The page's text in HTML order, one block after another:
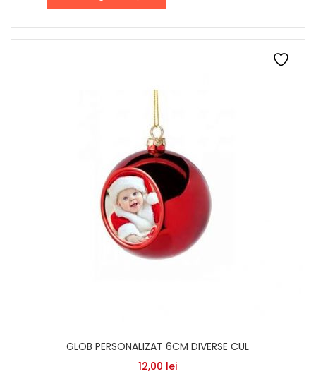
GLOB PERSONALIZAT 6CM DIVERSE CUL
12,00 lei